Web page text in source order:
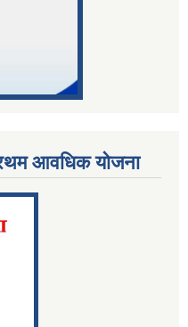
आवधिक योजना